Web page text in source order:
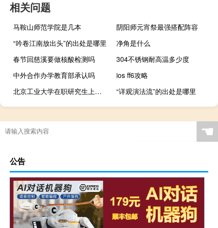
相关问题
马鞍山师范学院是几本
阴阳师元宵祭最强搭配阵容
“吟卷江南放出头”的出处是哪里
净角是什么
春节回慈溪要做核酸检测吗
304不锈钢耐高温多少度
中外合作办学教育部承认吗
ios ff6攻略
北京工业大学在职研究生上课方式是网络授课吗
“详观演法流”的出处是哪里
☚
公告